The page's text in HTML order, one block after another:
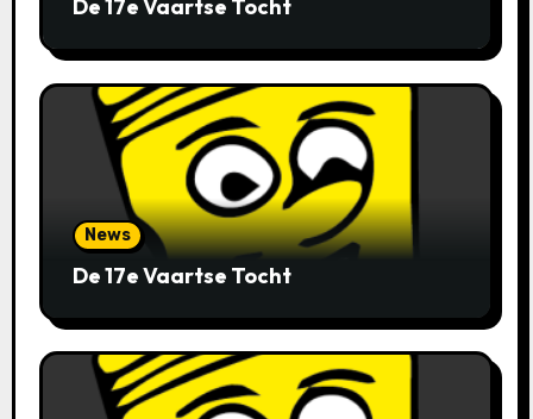
De 17e Vaartse Tocht
News
De 17e Vaartse Tocht